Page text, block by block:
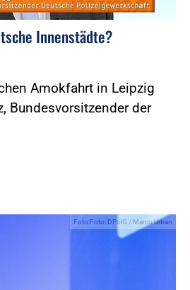
Innenstädte?
Amokfahrt in Leipzig
Bundesvorsitzender der
Foto:Foto: DPolG / Marco Urban